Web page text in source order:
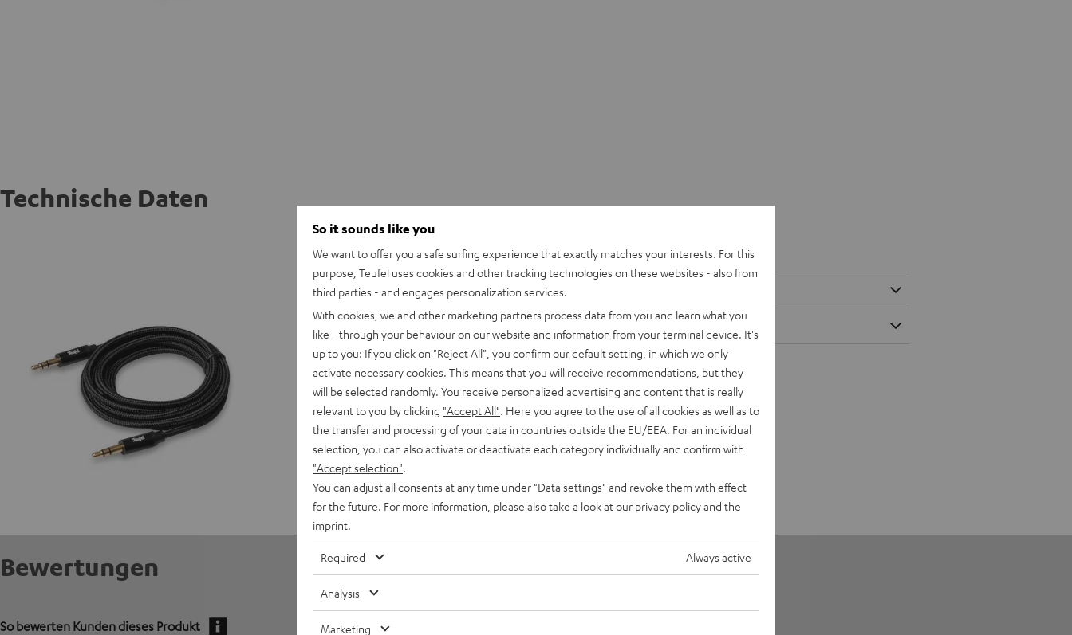
Technische Daten
Anschlusskabel 3,5-mm-Klinke 1,5 m
Anschlüsse
Kabel
Bewertungen
So bewerten Kunden dieses Produkt
So it sounds like you
We want to offer you a safe surfing experience that exactly matches your interests. For this
purpose, Teufel uses cookies and other tracking technologies on these websites - also from
third parties - and engages personalization services.
With cookies, we and other marketing partners process data from you and learn what you
like - through your behaviour on our website and information from your terminal device. It's
up to you: If you click on "Reject All" , you confirm our default setting, in which we only
activate necessary cookies. This means that you will receive recommendations, but they
will be selected randomly. You receive personalized advertising and content that is really
relevant to you by clicking "Accept All" . Here you agree to the use of all cookies as well as to
the transfer and processing of your data in countries outside the EU/EEA. For an individual
selection, you can also activate or deactivate each category individually and confirm with
"Accept selection"
You can adjust all consents at any time under "Data settings" and revoke them with effect
for the future. For more information, please also take a look at our privacy policyand the
imprint
Required Always active
Analysis
Marketing